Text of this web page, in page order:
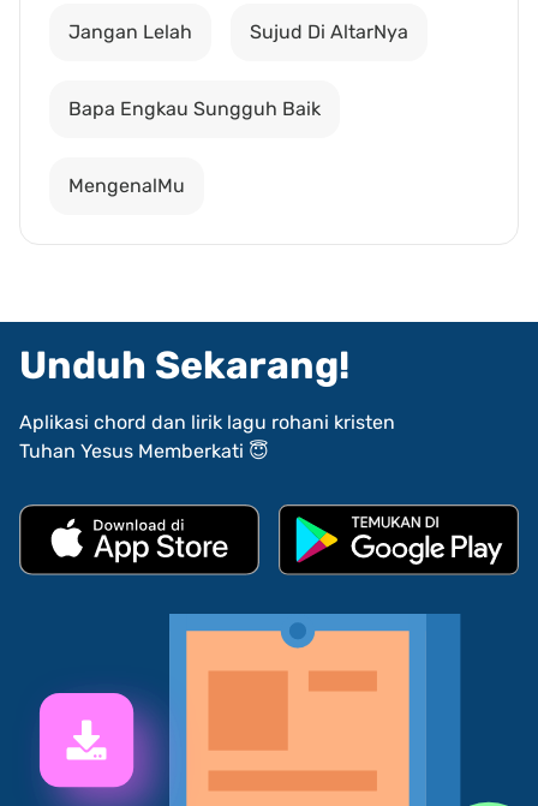
Jangan Lelah Sujud Di AltarNya
Bapa Engkau Sungguh Baik
MengenalMu
Unduh Sekarang!
Aplikasi chord dan lirik lagu rohani kristen
Tuhan Yesus Memberkati 😇